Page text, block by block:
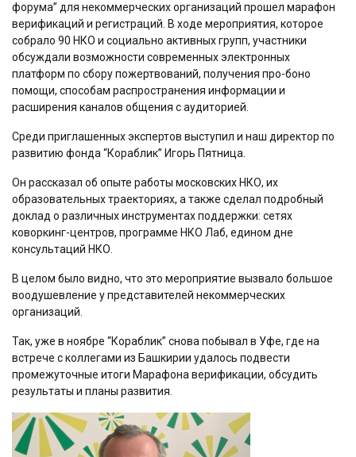
форума” для некоммерческих организаций прошел марафон
верификаций и регистраций. В ходе мероприятия, которое
собрало 90 НКО и социально активных групп, участники
обсуждали возможности современных электронных
платформ по сбору пожертвований, получения про-боно
помощи, способам распространения информации и
расширения каналов общения с аудиторией.
Среди приглашенных экспертов выступил и наш директор по
развитию фонда “Кораблик” Игорь Пятница.
Он рассказал об опыте работы московских НКО, их
образовательных траекториях, а также сделал подробный
доклад о различных инструментах поддержки: сетях
коворкинг-центров, программе НКО Лаб, едином дне
консультаций НКО.
В целом было видно, что это мероприятие вызвало большое
воодушевление у представителей некоммерческих
организаций.
Так, уже в ноябре “Кораблик” снова побывал в Уфе, где на
встрече с коллегами из Башкирии удалось подвести
промежуточные итоги Марафона верификации, обсудить
результаты и планы развития.